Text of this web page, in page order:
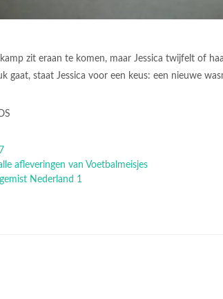
zit eraan te komen, maar Jessica twijfelt of
gaat, staat Jessica voor een keus: een nieuwe
afleveringen van Voetbalmeisjes
Nederland 1